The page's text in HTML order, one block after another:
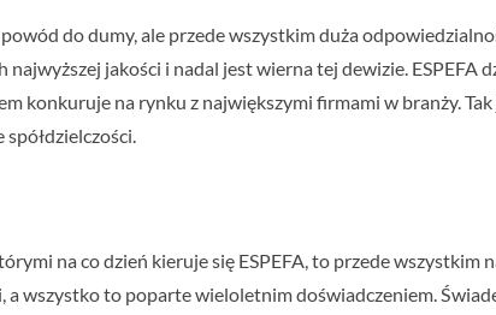
do dumy, ale przede wszystkim duża
najwyższej jakości i nadal jest wierna tej dewizie. ESPEFA
konkuruje na rynku z największymi firmami w branży.
spółdzielczości.
na co dzień kieruje się ESPEFA, to przede
a wszystko to poparte wieloletnim doświadczeniem.